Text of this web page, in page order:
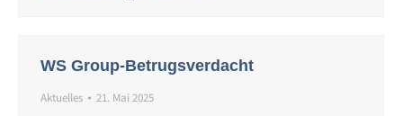
WS Group-Betrugsverdacht
Aktuelles 21. Mai 2025